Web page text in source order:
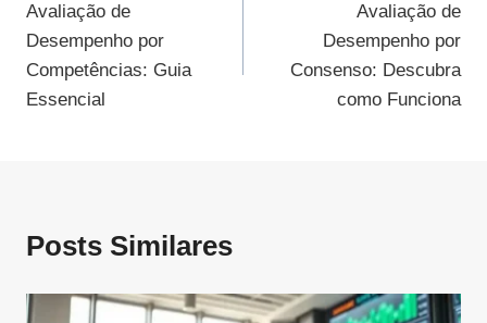
De
Post
Avaliação de
Desempenho por
Competências: Guia
Essencial
Avaliação de
Desempenho por
Consenso: Descubra
como Funciona
Posts Similares